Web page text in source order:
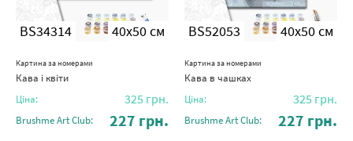
BS34314 40x50 см
Картина за номерами
Кава і квіти
Ціна: 325 грн.
Brushme Art Club: 227 грн.
BS52053 40x50 см
Картина за номерами
Кава в чашках
Ціна: 325 грн.
Brushme Art Club: 227 грн.